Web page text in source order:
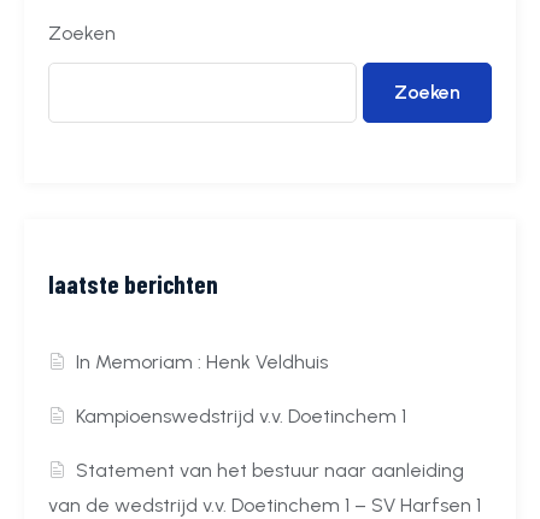
Zoeken
Zoeken
laatste berichten
In Memoriam : Henk Veldhuis
Kampioenswedstrijd v.v. Doetinchem 1
Statement van het bestuur naar aanleiding
van de wedstrijd v.v. Doetinchem 1 – SV Harfsen 1